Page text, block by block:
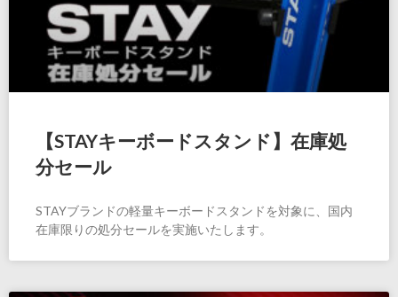
【STAYキーボードスタンド】在庫処
分セール
STAYブランドの軽量キーボードスタンドを対象に、国内
在庫限りの処分セールを実施いたします。